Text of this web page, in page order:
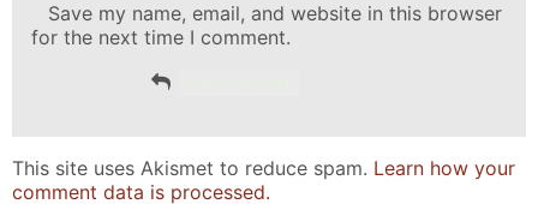
Save my name, email, and website in this browser
for the next time I comment.
This site uses Akismet to reduce spam. Learn how your
comment data is processed.